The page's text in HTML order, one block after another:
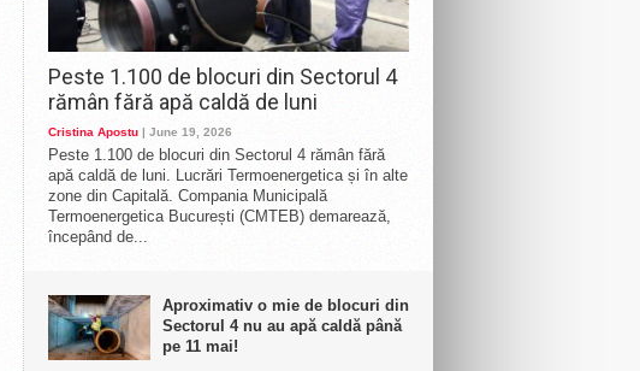
Peste 1.100 de blocuri din Sectorul 4
rămân fără apă caldă de luni
Cristina Apostu | June 19, 2026
Peste 1.100 de blocuri din Sectorul 4 rămân fără
apă caldă de luni. Lucrări Termoenergetica și în alte
zone din Capitală. Compania Municipală
Termoenergetica București (CMTEB) demarează,
începând de...
Aproximativ o mie de blocuri din
Sectorul 4 nu au apă caldă până
pe 11 mai!